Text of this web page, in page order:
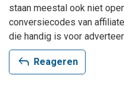
staan meestal ook niet
conversiecodes van
die handig is voor
reply Reageren